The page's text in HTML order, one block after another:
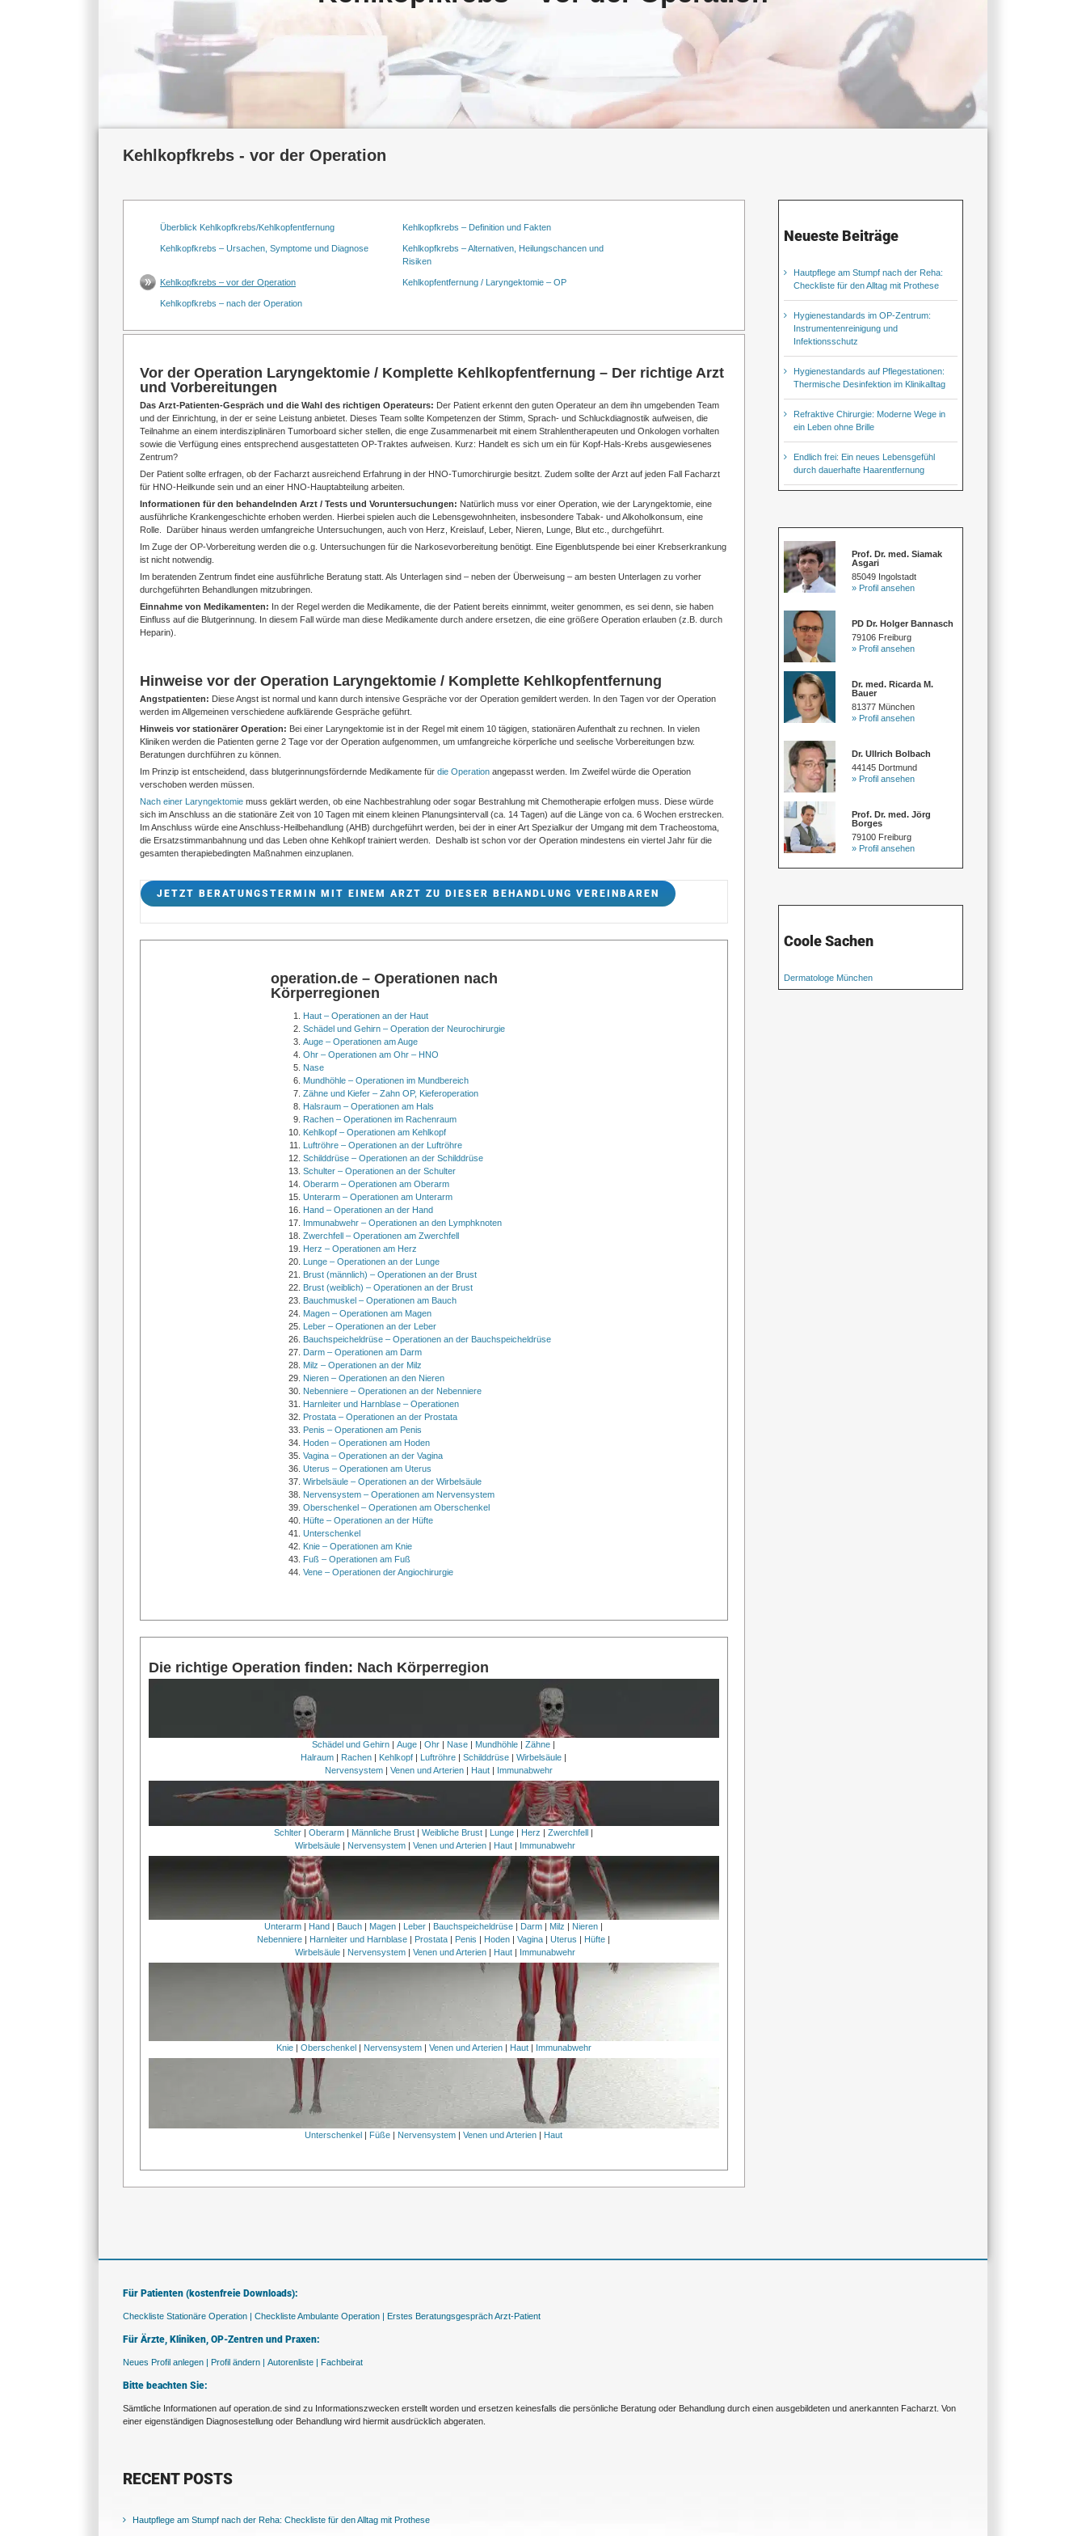
Kehlkopfkrebs - vor der Operation
Überblick Kehlkopfkrebs/Kehlkopfentfernung Kehlkopfkrebs – Definition und Fakten
Kehlkopfkrebs – Ursachen, Symptome und Diagnose
Kehlkopfkrebs – Alternativen, Heilungschancen und
Risiken
Kehlkopfkrebs – vor der Operation Kehlkopfentfernung / Laryngektomie – OP
Kehlkopfkrebs – nach der Operation
Vor der Operation Laryngektomie / Komplette Kehlkopfentfernung – Der richtige Arzt
und Vorbereitungen
Das Arzt-Patienten-Gespräch und die Wahl des richtigen Operateurs: Der Patient erkennt den guten Operateur an dem ihn umgebenden Team
und der Einrichtung, in der er seine Leistung anbietet. Dieses Team sollte Kompetenzen der Stimm, Sprach- und Schluckdiagnostik aufweisen, die
Teilnahme an einem interdisziplinären Tumorboard sicher stellen, die enge Zusammenarbeit mit einem Strahlentherapeuten und Onkologen vorhalten
sowie die Verfügung eines entsprechend ausgestatteten OP-Traktes aufweisen. Kurz: Handelt es sich um ein für Kopf-Hals-Krebs ausgewiesenes
Zentrum?
Der Patient sollte erfragen, ob der Facharzt ausreichend Erfahrung in der HNO-Tumorchirurgie besitzt. Zudem sollte der Arzt auf jeden Fall Facharzt
für HNO-Heilkunde sein und an einer HNO-Hauptabteilung arbeiten.
Informationen für den behandelnden Arzt / Tests und Voruntersuchungen: Natürlich muss vor einer Operation, wie der Laryngektomie, eine
ausführliche Krankengeschichte erhoben werden. Hierbei spielen auch die Lebensgewohnheiten, insbesondere Tabak- und Alkoholkonsum, eine
Rolle. Darüber hinaus werden umfangreiche Untersuchungen, auch von Herz, Kreislauf, Leber, Nieren, Lunge, Blut etc., durchgeführt.
Im Zuge der OP-Vorbereitung werden die o.g. Untersuchungen für die Narkosevorbereitung benötigt. Eine Eigenblutspende bei einer Krebserkrankung
ist nicht notwendig.
Im beratenden Zentrum findet eine ausführliche Beratung statt. Als Unterlagen sind – neben der Überweisung – am besten Unterlagen zu vorher
durchgeführten Behandlungen mitzubringen.
Einnahme von Medikamenten: In der Regel werden die Medikamente, die der Patient bereits einnimmt, weiter genommen, es sei denn, sie haben
Einfluss auf die Blutgerinnung. In diesem Fall würde man diese Medikamente durch andere ersetzen, die eine größere Operation erlauben (z.B. durch
Heparin).
Hinweise vor der Operation Laryngektomie / Komplette Kehlkopfentfernung
Angstpatienten: Diese Angst ist normal und kann durch intensive Gespräche vor der Operation gemildert werden. In den Tagen vor der Operation
werden im Allgemeinen verschiedene aufklärende Gespräche geführt.
Hinweis vor stationärer Operation: Bei einer Laryngektomie ist in der Regel mit einem 10 tägigen, stationären Aufenthalt zu rechnen. In vielen
Kliniken werden die Patienten gerne 2 Tage vor der Operation aufgenommen, um umfangreiche körperliche und seelische Vorbereitungen bzw.
Beratungen durchführen zu können.
Im Prinzip ist entscheidend, dass blutgerinnungsfördernde Medikamente für die Operationangepasst werden. Im Zweifel würde die Operation
verschoben werden müssen.
Nach einer Laryngektomiemuss geklärt werden, ob eine Nachbestrahlung oder sogar Bestrahlung mit Chemotherapie erfolgen muss. Diese würde
sich im Anschluss an die stationäre Zeit von 10 Tagen mit einem kleinen Planungsintervall (ca. 14 Tagen) auf die Länge von ca. 6 Wochen erstrecken.
Im Anschluss würde eine Anschluss-Heilbehandlung (AHB) durchgeführt werden, bei der in einer Art Spezialkur der Umgang mit dem Tracheostoma,
die Ersatzstimmanbahnung und das Leben ohne Kehlkopf trainiert werden. Deshalb ist schon vor der Operation mindestens ein viertel Jahr für die
gesamten therapiebedingten Maßnahmen einzuplanen.
JETZT BERATUNGSTERMIN MIT EINEM ARZT ZU DIESER BEHANDLUNG VEREINBAREN
operation.de – Operationen nach
Körperregionen
Haut – Operationen an der Haut
Schädel und Gehirn – Operation der Neurochirurgie
Auge – Operationen am Auge
Ohr – Operationen am Ohr – HNO
Nase
Mundhöhle – Operationen im Mundbereich
Zähne und Kiefer – Zahn OP, Kieferoperation
Halsraum – Operationen am Hals
Rachen – Operationen im Rachenraum
Kehlkopf – Operationen am Kehlkopf
Luftröhre – Operationen an der Luftröhre
Schilddrüse – Operationen an der Schilddrüse
Schulter – Operationen an der Schulter
Oberarm – Operationen am Oberarm
Unterarm – Operationen am Unterarm
Hand – Operationen an der Hand
Immunabwehr – Operationen an den Lymphknoten
Zwerchfell – Operationen am Zwerchfell
Herz – Operationen am Herz
Lunge – Operationen an der Lunge
Brust (männlich) – Operationen an der Brust
Brust (weiblich) – Operationen an der Brust
Bauchmuskel – Operationen am Bauch
Magen – Operationen am Magen
Leber – Operationen an der Leber
Bauchspeicheldrüse – Operationen an der Bauchspeicheldrüse
Darm – Operationen am Darm
Milz – Operationen an der Milz
Nieren – Operationen an den Nieren
Nebenniere – Operationen an der Nebenniere
Harnleiter und Harnblase – Operationen
Prostata – Operationen an der Prostata
Penis – Operationen am Penis
Hoden – Operationen am Hoden
Vagina – Operationen an der Vagina
Uterus – Operationen am Uterus
Wirbelsäule – Operationen an der Wirbelsäule
Nervensystem – Operationen am Nervensystem
Oberschenkel – Operationen am Oberschenkel
Hüfte – Operationen an der Hüfte
Unterschenkel
Knie – Operationen am Knie
Fuß – Operationen am Fuß
Vene – Operationen der Angiochirurgie
Die richtige Operation finden: Nach Körperregion
Schädel und Gehirn |Auge |Ohr Nase Mundhöhle |Zähne
Halraum
Rachen Kehlkopf Luftröhre |Schilddrüse |Wirbelsäule
Nervensystem| Venen und Arterien| Haut| Immunabwehr
Schlter |Oberarm | Männliche Brust |Weibliche Brust | Lunge | Herz |Zwerchfell |
Wirbelsäule| Nervensystem| Venen und Arterien| Haut| Immunabwehr
Unterarm | Hand | Bauch | Magen | Leber | Bauchspeicheldrüse | Darm | Milz | Nieren |
Nebenniere | Harnleiter und Harnblase | Prostata | Penis | Hoden |Vagina |Uterus | Hüfte |
Wirbelsäule| Nervensystem| Venen und Arterien| Haut| Immunabwehr
Knie| Oberschenkel| Nervensystem| Venen und Arterien| Haut| Immunabwehr
Unterschenkel Füße Nervensystem |Venen und Arterien Haut
Neueste Beiträge
Hautpflege am Stumpf nach der Reha:
Checkliste für den Alltag mit Prothese
Hygienestandards im OP-Zentrum:
Instrumentenreinigung und
Infektionsschutz
Hygienestandards auf Pflegestationen:
Thermische Desinfektion im Klinikalltag
Refraktive Chirurgie: Moderne Wege in
ein Leben ohne Brille
Endlich frei: Ein neues Lebensgefühl
durch dauerhafte Haarentfernung
Prof. Dr. med. Siamak
Asgari
85049 Ingolstadt
» Profil ansehen
PD Dr. Holger Bannasch
79106 Freiburg
» Profil ansehen
Dr. med. Ricarda M.
Bauer
81377 München
» Profil ansehen
Dr. Ullrich Bolbach
44145 Dortmund
» Profil ansehen
Prof. Dr. med. Jörg
Borges
79100 Freiburg
» Profil ansehen
Coole Sachen
Dermatologe München
Für Patienten (kostenfreie Downloads):
Checkliste Stationäre Operation | Checkliste Ambulante Operation | Erstes Beratungsgespräch Arzt-Patient
Für Ärzte, Kliniken, OP-Zentren und Praxen:
Neues Profil anlegen | Profil ändern | Autorenliste | Fachbeirat
Bitte beachten Sie:
Sämtliche Informationen auf operation.de sind zu Informationszwecken erstellt worden und ersetzen keinesfalls die persönliche Beratung oder Behandlung durch einen ausgebildeten und anerkannten Facharzt. Von
einer eigenständigen Diagnosestellung oder Behandlung wird hiermit ausdrücklich abgeraten.
RECENT POSTS
Hautpflege am Stumpf nach der Reha: Checkliste für den Alltag mit Prothese